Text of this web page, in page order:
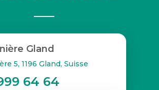
Gland
5, 1196 Gland, Suisse
64 64